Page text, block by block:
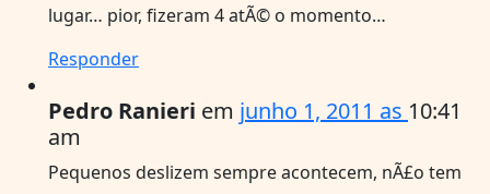
lugar… pior, fizeram 4 atÃ© o momento…
Responder
Pedro Ranieri em junho 1, 2011 as 10:41
am
Pequenos deslizem sempre acontecem, nÃ£o tem